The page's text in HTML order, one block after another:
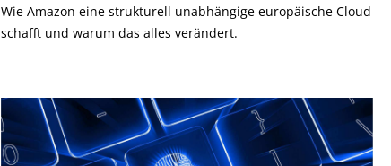
Wie Amazon eine strukturell unabhängige europäische Cloud
schafft und warum das alles verändert.